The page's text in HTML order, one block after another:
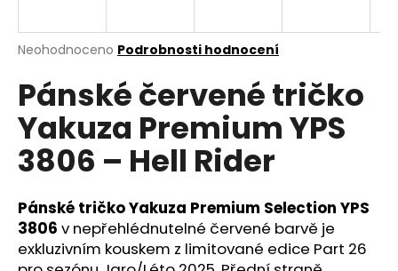
Průměrné
produktu
je
0,0
z
5
hvězdiček.
Neohodnoceno Podrobnosti hodnocení
Pánské červené tričko
Yakuza Premium YPS
3806 – Hell Rider
Pánské tričko Yakuza Premium Selection YPS
3806 v nepřehlédnutelné červené barvě je
exkluzivním kouskem z limitované edice Part 26
j
t
?
HLEDAT